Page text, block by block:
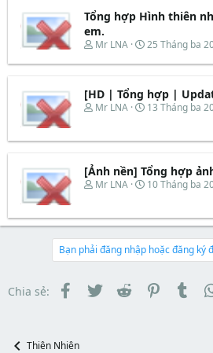
t
e
r
d
s
t
a
r
e
r
ắ
đ
ầ
u
Tổng hợp Hình thiên
em.
T
r
a
d
a
t
e
Mr LNA
N
à
b
ắ
ầ
25 Tháng ba
[HD | Tổng hợp |
T
e
d
s
r
e
r
Mr LNA
N
y
ắ
t
u
13 Tháng ba
[Ảnh nền] Tổng hợp
T
e
d
s
a
r
Mr LNA
N
y
ắ
t
ầ
u
10 Tháng ba
Bạn phải đăng nhập hoặc đăng ký
Chia sẻ: Facebook
TwitterReddit Pinterest
Thiên Nhiên